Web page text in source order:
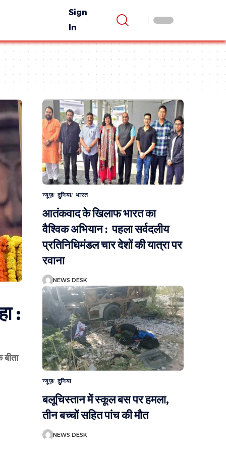
Sign
In
:
न्यूज़ दुनिया भारत
आतंकवाद के खिलाफ भारत का
वैश्विक अभियान : पहला सर्वदलीय
प्रतिनिधिमंडल चार देशों की यात्रा पर
रवाना
NEWS DESK
न्यूज़ दुनिया
बलूचिस्तान में स्कूल बस पर हमला,
तीन बच्चों सहित पांच की मौत
NEWS DESK